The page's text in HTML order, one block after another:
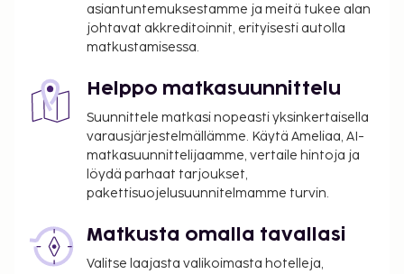
asiantuntemuksestamme ja meitä tukee alan
johtavat akkreditoinnit, erityisesti autolla
matkustamisessa.
Helppo matkasuunnittelu
Suunnittele matkasi nopeasti yksinkertaisella
varausjärjestelmällämme. Käytä Ameliaa, AI-
matkasuunnittelijaamme, vertaile hintoja ja
löydä parhaat tarjoukset,
pakettisuojelusuunnitelmamme turvin.
Matkusta omalla tavallasi
Valitse laajasta valikoimasta hotelleja,